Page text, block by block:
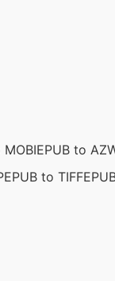
MOBIEPUB to
EPUB to TIFF